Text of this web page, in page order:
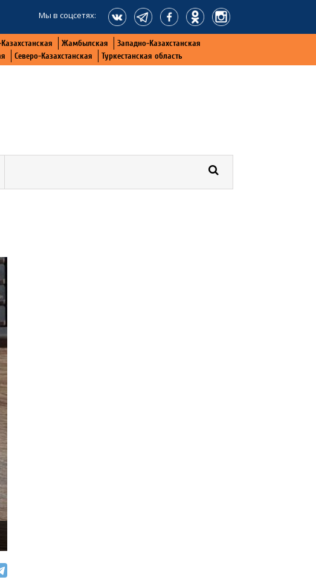
Мы в соцсетях:
Жамбылская
Западно-Казахстанская
Северо-Казахстанская Туркестанская область